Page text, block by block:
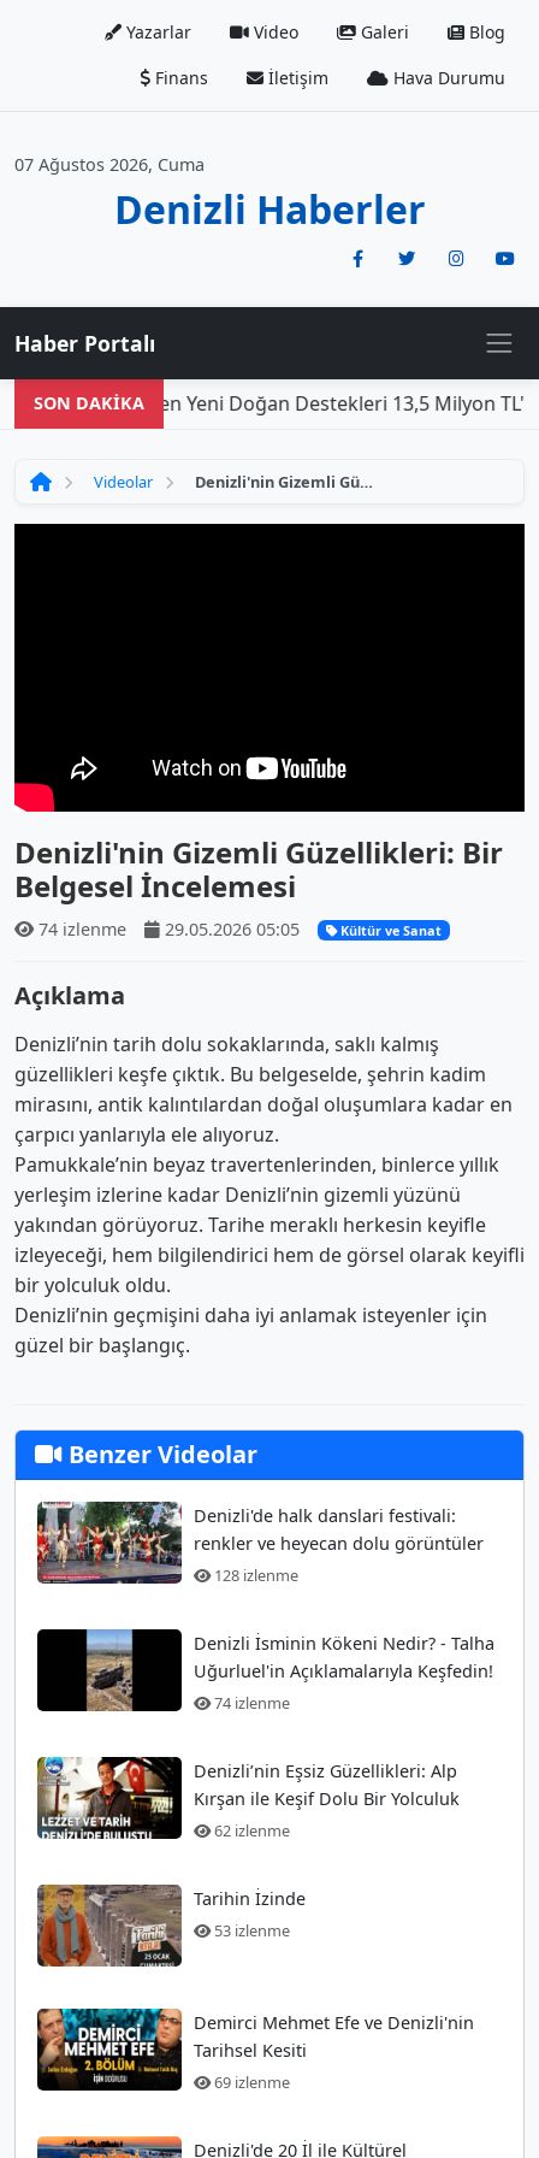
Yazarlar Video Galeri
Blog
Finans
İletişim Hava Durumu
07 Ağustos 2026, Cuma
Denizli Haberler
Haber Portalı
SON DAKİKA
Belediyesi'nden Yeni Doğan Destekleri 13,5 Milyon
Videolar Denizli'nin Gizemli Güzellikleri: Bir Belgesel İncelemesi
Denizli'nin Gizemli Güzellikleri: Bir
Belgesel İncelemesi
74 izlenme 29.05.2026 05:05 Kültür ve Sanat
Açıklama
Denizli’nin tarih dolu sokaklarında, saklı kalmış
güzellikleri keşfe çıktık. Bu belgeselde, şehrin kadim
mirasını, antik kalıntılardan doğal oluşumlara kadar en
çarpıcı yanlarıyla ele alıyoruz.
Pamukkale’nin beyaz travertenlerinden, binlerce yıllık
yerleşim izlerine kadar Denizli’nin gizemli yüzünü
yakından görüyoruz. Tarihe meraklı herkesin keyifle
izleyeceği, hem bilgilendirici hem de görsel olarak keyifli
bir yolculuk oldu.
Denizli’nin geçmişini daha iyi anlamak isteyenler için
güzel bir başlangıç.
Benzer Videolar
Denizli'de halk danslari festivali:
renkler ve heyecan dolu görüntüler
128 izlenme
Denizli İsminin Kökeni Nedir? - Talha
Uğurluel'in Açıklamalarıyla Keşfedin!
74 izlenme
Denizli’nin Eşsiz Güzellikleri: Alp
Kırşan ile Keşif Dolu Bir Yolculuk
62 izlenme
Tarihin İzinde
53 izlenme
Demirci Mehmet Efe ve Denizli'nin
Tarihsel Kesiti
69 izlenme
Denizli'de 20 İl ile Kültürel